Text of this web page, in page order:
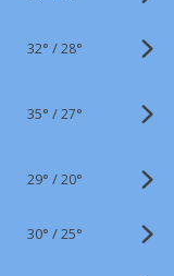
32° /28°
35° /27°
29° /20°
30° /25°